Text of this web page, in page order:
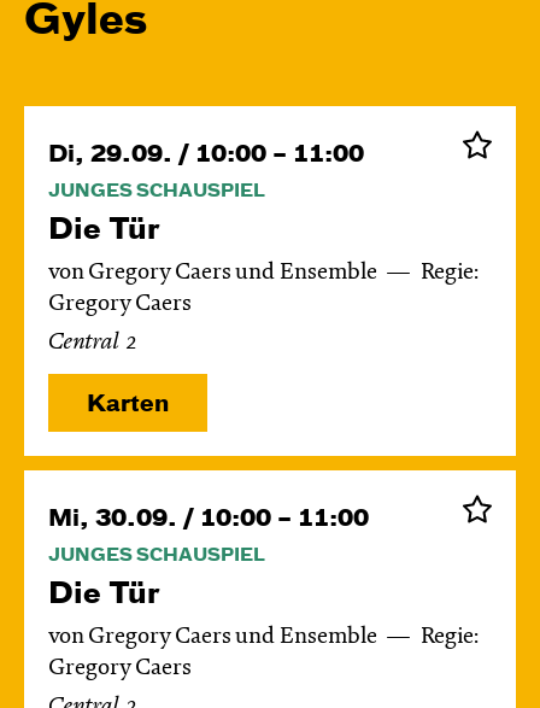
Gyles
Di, 29.09. / 10:00 – 11:00
JUNGES SCHAUSPIEL
Die Tür
von Gregory Caers und Ensemble
Regie:
Gregory Caers
Central 2
Karten
Mi, 30.09. / 10:00 – 11:00
JUNGES SCHAUSPIEL
Die Tür
von Gregory Caers und Ensemble
Regie:
Gregory Caers